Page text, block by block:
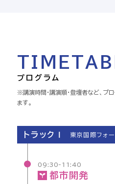
プログラム
※講演時間・講演順・登壇者など、プ
ます。
トラックⅠ 東京国際フォ
09:30-11:40
都市 開発